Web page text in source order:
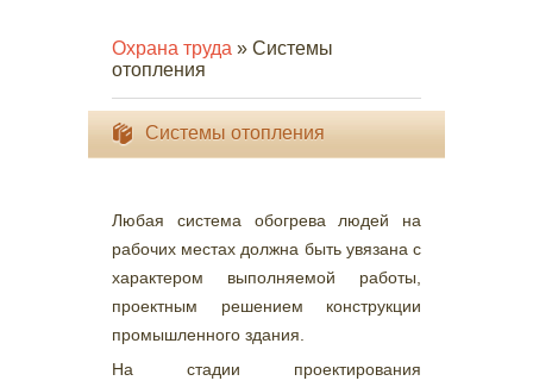
Охрана труда » Системы
отопления
Системы отопления
Любая система обогрева людей на
рабочих местах должна быть увязана с
характером выполняемой работы,
проектным решением конструкции
промышленного здания.
На стадии проектирования